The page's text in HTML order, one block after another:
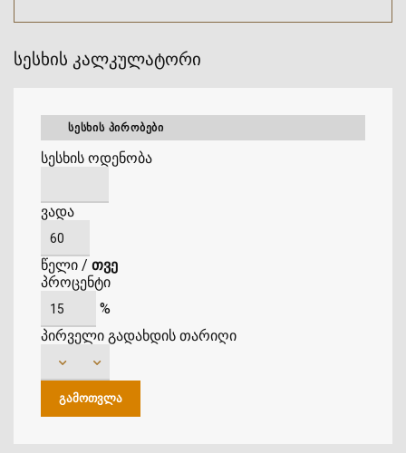
სესხის კალკულატორი
ᲡᲔᲡᲮᲘᲡ ᲞᲘᲠᲝᲑᲔᲑᲘ
სესხის ოდენობა
ვადა
წელი / თვე
პროცენტი
%
პირველი გადახდის თარიღი